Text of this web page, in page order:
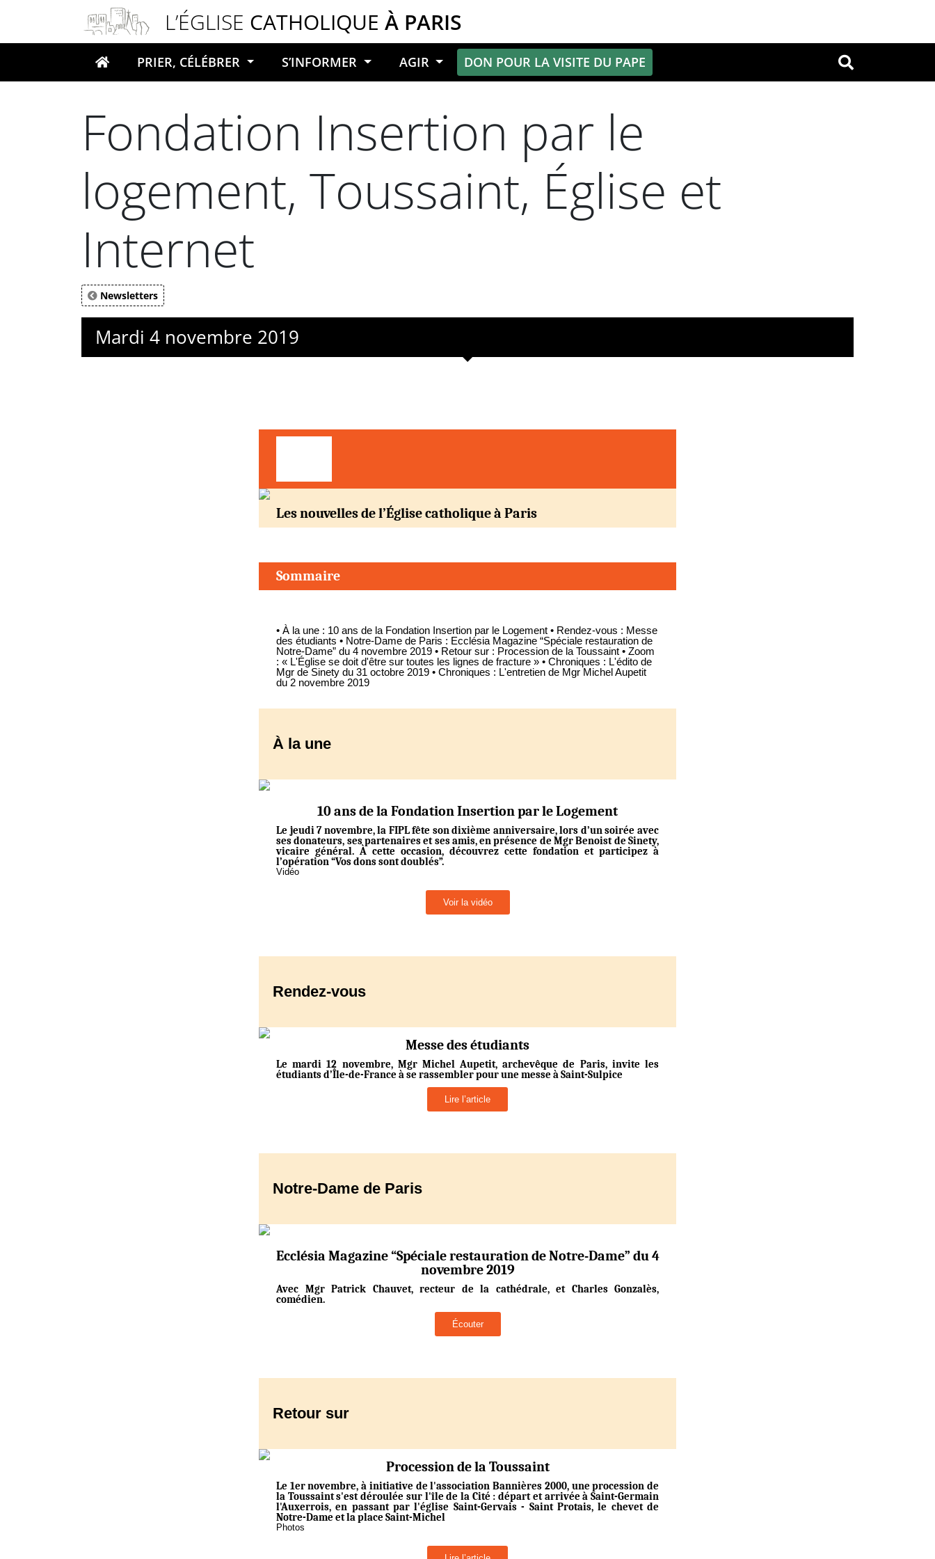
L’ÉGLISE CATHOLIQUE À PARIS
Votre recherche OK
PRIER, CÉLÉBRER S’INFORMER AGIR DON POUR LA VISITE DU PAPE
Fondation Insertion par le
logement, Toussaint, Église et
Internet
Newsletters
Mardi 4 novembre 2019
Les nouvelles de l’Église catholique à Paris
Sommaire
• À la une : 10 ans de la Fondation Insertion par le Logement • Rendez-vous : Messe
des étudiants • Notre-Dame de Paris : Ecclésia Magazine “Spéciale restauration de
Notre-Dame” du 4 novembre 2019 • Retour sur : Procession de la Toussaint • Zoom
: « L'Église se doit d'être sur toutes les lignes de fracture » • Chroniques : L'édito de
Mgr de Sinety du 31 octobre 2019 • Chroniques : L'entretien de Mgr Michel Aupetit
du 2 novembre 2019
À la une
10 ans de la Fondation Insertion par le Logement
Le jeudi 7 novembre, la FIPL fête son dixième anniversaire, lors d’un soirée avec
ses donateurs, ses partenaires et ses amis, en présence de Mgr Benoist de Sinety,
vicaire général. À cette occasion, découvrez cette fondation et participez à
l’opération “Vos dons sont doublés”.
Vidéo
Voir la vidéo
Rendez-vous
Messe des étudiants
Le mardi 12 novembre, Mgr Michel Aupetit, archevêque de Paris, invite les
étudiants d’Île-de-France à se rassembler pour une messe à Saint-Sulpice
Lire l’article
Notre-Dame de Paris
Ecclésia Magazine “Spéciale restauration de Notre-Dame” du 4
novembre 2019
Avec Mgr Patrick Chauvet, recteur de la cathédrale, et Charles Gonzalès,
comédien.
Écouter
Retour sur
Procession de la Toussaint
Le 1er novembre, à initiative de l'association Bannières 2000, une procession de
la Toussaint s'est déroulée sur l'île de la Cité : départ et arrivée à Saint-Germain
l'Auxerrois, en passant par l'église Saint-Gervais - Saint Protais, le chevet de
Notre-Dame et la place Saint-Michel
Photos
Panneau de gestion des cookies